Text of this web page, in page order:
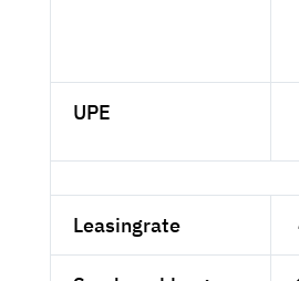
UPE
Leasingrate